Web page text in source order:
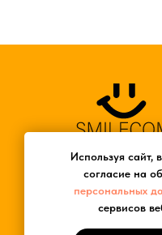
Используя сайт,
согласие на
персональных
сервисов